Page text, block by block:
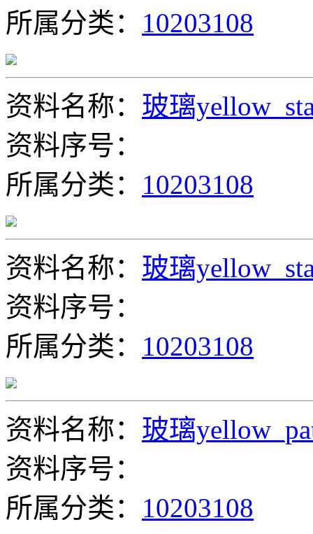
所属分类： 10203108
资料名称： 玻璃
资料序号：
所属分类： 10203108
资料名称： 玻璃
资料序号：
所属分类： 10203108
资料名称： 玻璃
资料序号：
所属分类： 10203108